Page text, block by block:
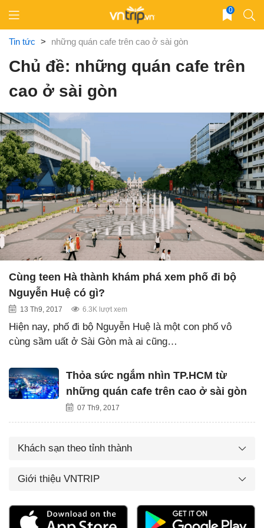
content
0
Tin tức > những quán cafe trên cao ở sài gòn
Chủ đề: những quán cafe trên
cao ở sài gòn
Cùng teen Hà thành khám phá xem phố đi bộ
Nguyễn Huệ có gì?
13 Th9, 2017 6.3K lượt xem
Hiện nay, phố đi bộ Nguyễn Huệ là một con phố vô
cùng sầm uất ở Sài Gòn mà ai cũng…
Thỏa sức ngắm nhìn TP.HCM từ
những quán cafe trên cao ở sài gòn
07 Th9, 2017
Khách sạn theo tỉnh thành
Giới thiệu VNTRIP